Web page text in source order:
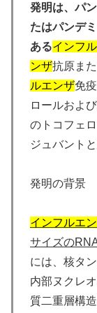
発明は、パ
たはパンデ
あるインフ
ンザ抗原ま
ルエンザ免
ロールおよ
のトコフェ
ジュバント
発明の背景
インフルエ
サイズの
には、核タ
内部ヌクレ
質二重層構